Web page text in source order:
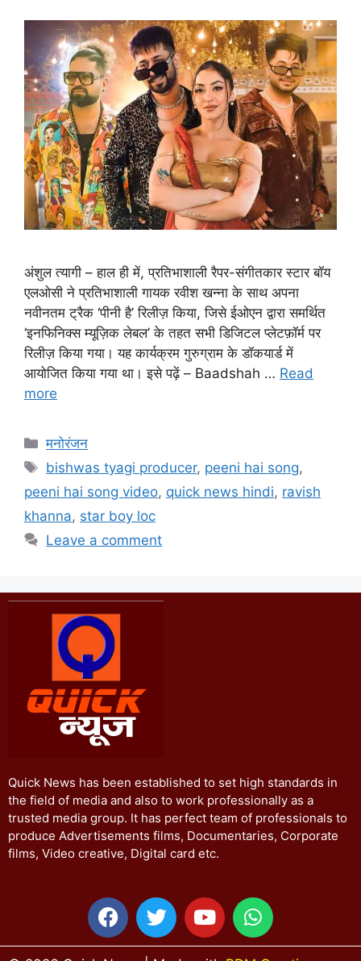
अंशुल त्यागी – हाल ही में, प्रतिभाशाली रैपर-संगीतकार स्टार बॉय
एलओसी ने प्रतिभाशाली गायक रवीश खन्ना के साथ अपना
नवीनतम ट्रैक ‘पीनी है’ रिलीज़ किया, जिसे ईओएन द्वारा समर्थित
‘इनफिनिक्स म्यूज़िक लेबल’ के तहत सभी डिजिटल प्लेटफ़ॉर्म पर
रिलीज़ किया गया। यह कार्यक्रम गुरुग्राम के डॉकयार्ड में
आयोजित किया गया था। इसे पढ़ें – Baadshah … Read
more
मनोरंजन
bishwas tyagi producer, peeni hai song,
peeni hai song video, quick news hindi, ravish
khanna, star boy loc
Leave a comment
Quick News has been established to set high standards in
the field of media and also to work professionally as a
trusted media group. It has perfect team of professionals to
produce Advertisements films, Documentaries, Corporate
films, Video creative, Digital card etc.